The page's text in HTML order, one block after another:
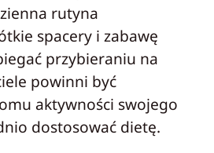
rutyna
spacery i zabawę
przybieraniu na
powinni być
aktywności swojego
dostosować dietę.